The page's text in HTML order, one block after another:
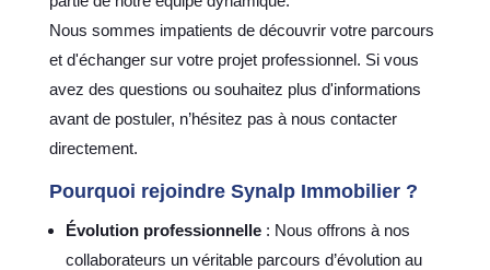
Nous sommes impatients de découvrir votre parcours
et d'échanger sur votre projet professionnel. Si vous
avez des questions ou souhaitez plus d'informations
avant de postuler, n’hésitez pas à nous contacter
directement.
Pourquoi rejoindre Synalp Immobilier ?
Évolution professionnelle: Nous offrons à nos
collaborateurs un véritable parcours d’évolution au